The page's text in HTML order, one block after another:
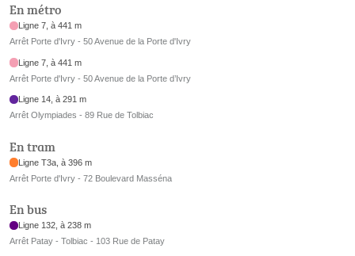
En métro
Ligne 7, à 441 m
Arrêt Porte d'Ivry - 50 Avenue de la Porte d'Ivry
Ligne 7, à 441 m
Arrêt Porte d'Ivry - 50 Avenue de la Porte d’Ivry
Ligne 14, à 291 m
Arrêt Olympiades - 89 Rue de Tolbiac
En tram
Ligne T3a, à 396 m
Arrêt Porte d'Ivry - 72 Boulevard Masséna
En bus
Ligne 132, à 238 m
Arrêt Patay - Tolbiac - 103 Rue de Patay